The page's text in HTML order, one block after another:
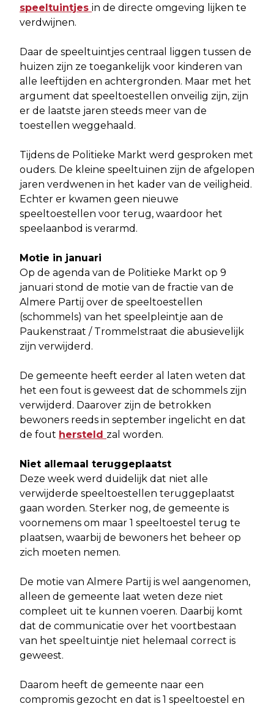
speeltuintjes in de directe omgeving lijken te
verdwijnen.
Daar de speeltuintjes centraal liggen tussen de
huizen zijn ze toegankelijk voor kinderen van
alle leeftijden en achtergronden. Maar met het
argument dat speeltoestellen onveilig zijn, zijn
er de laatste jaren steeds meer van de
toestellen weggehaald.
Tijdens de Politieke Markt werd gesproken met
ouders. De kleine speeltuinen zijn de afgelopen
jaren verdwenen in het kader van de veiligheid.
Echter er kwamen geen nieuwe
speeltoestellen voor terug, waardoor het
speelaanbod is verarmd.
Motie in januari
Op de agenda van de Politieke Markt op 9
januari stond de motie van de fractie van de
Almere Partij over de speeltoestellen
(schommels) van het speelpleintje aan de
Paukenstraat / Trommelstraat die abusievelijk
zijn verwijderd.
De gemeente heeft eerder al laten weten dat
het een fout is geweest dat de schommels zijn
verwijderd. Daarover zijn de betrokken
bewoners reeds in september ingelicht en dat
de fout hersteld zal worden.
Niet allemaal teruggeplaatst
Deze week werd duidelijk dat niet alle
verwijderde speeltoestellen teruggeplaatst
gaan worden. Sterker nog, de gemeente is
voornemens om maar 1 speeltoestel terug te
plaatsen, waarbij de bewoners het beheer op
zich moeten nemen.
De motie van Almere Partij is wel aangenomen,
alleen de gemeente laat weten deze niet
compleet uit te kunnen voeren. Daarbij komt
dat de communicatie over het voortbestaan
van het speeltuintje niet helemaal correct is
geweest.
Daarom heeft de gemeente naar een
compromis gezocht en dat is 1 speeltoestel en